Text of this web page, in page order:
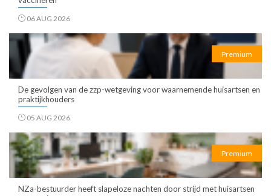
06 AUG 2026
Premium
De gevolgen van de zzp-wetgeving voor waarnemende huisartsen en
praktijkhouders
05 AUG 2026
Premium
NZa-bestuurder heeft slapeloze nachten door strijd met huisartsen